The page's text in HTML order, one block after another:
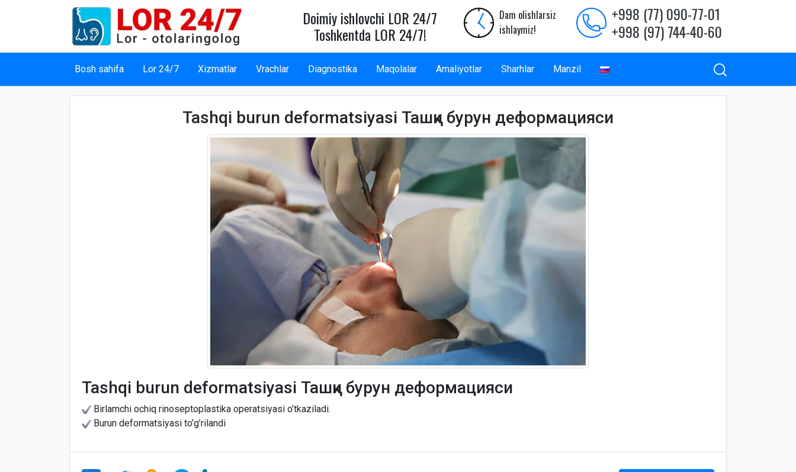
Doimiy ishlovchi LOR 24/7
Toshkentda LOR 24/7!
Dam olishlarsiz
ishlaymiz!
+998 (77) 090-77-01
+998 (97) 744-40-60
Bosh sahifa Lor 24/7 Xizmatlar Vrachlar Diagnostika Maqolalar Amaliyotlar Sharhlar Manzil
Tashqi burun deformatsiyasi Ташқи бурун деформацияси
Tashqi burun deformatsiyasi Ташқи бурун деформацияси
Birlamchi ochiq rinoseptoplastika operatsiyasi o’tkaziladi.
Burun deformatsiyasi to’g’rilandi